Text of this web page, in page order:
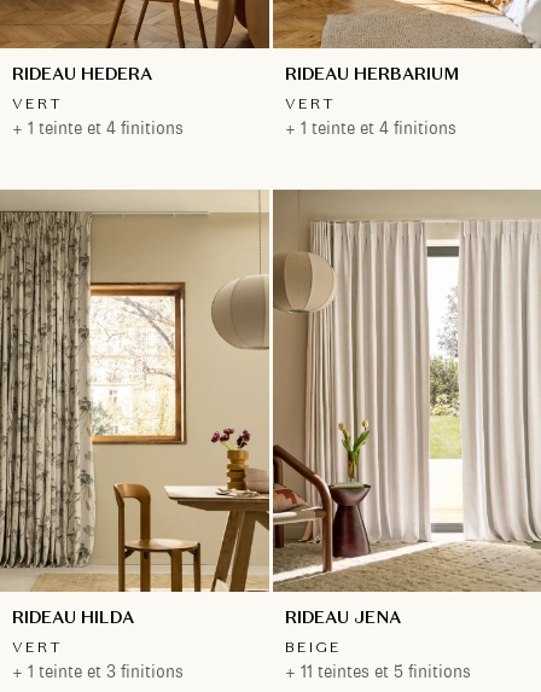
RIDEAU HEDERA
VERT
+ 1 teinte et 4 finitions
RIDEAU HERBARIUM
VERT
+ 1 teinte et 4 finitions
RIDEAU HILDA
VERT
+ 1 teinte et 3 finitions
RIDEAU JENA
BEIGE
+ 11 teintes et 5 finitions